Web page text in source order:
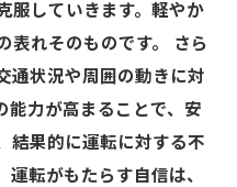
服していきます。軽やか
表れそのものです。 さら
通状況や周囲の動きに対
能力が高まることで、安
結果的に運転に対する不
転がもたらす自信は、